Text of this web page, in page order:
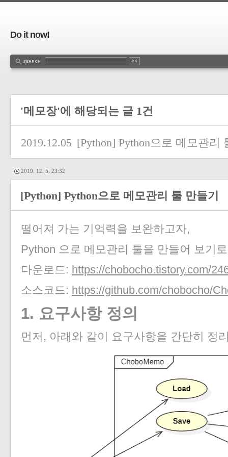
Do it now!
'메모장'에 해당되는 글 1건
2019.12.05 [Python] Python으로 메모관리
2019. 12. 5. 23:32
[Python] Python으로 메모관리 툴 만들기
떨어져 가는 기억력을 보완하고자,
Python 으로 메모관리 툴을 만들어 보기
다운로드: https://chobocho.tistory.com/
소스코드: https://github.com/chobocho/
1. 요구사항 정의
먼저, 아래와 같이 요구사항을 간단히 정